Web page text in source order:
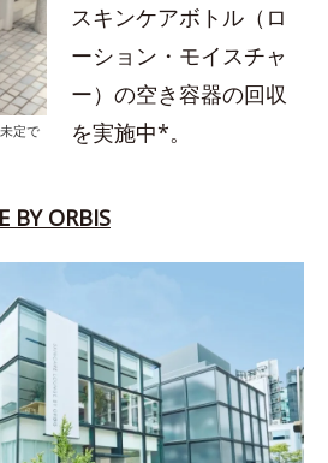
定で
スキンケアボトル（ロ
ーション・モイスチャ
ー）の空き容器の回収
を実施中*。
BY ORBIS